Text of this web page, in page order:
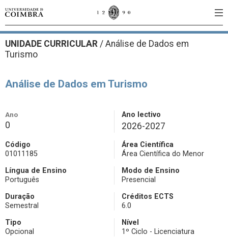
UNIDADE CURRICULAR / Análise de Dados em
Turismo
Análise de Dados em Turismo
Ano
0
Ano lectivo
2026-2027
Código
01011185
Área Científica
Área Científica do Menor
Língua de Ensino
Português
Modo de Ensino
Presencial
Duração
Semestral
Créditos ECTS
6.0
Tipo
Opcional
Nível
1º Ciclo - Licenciatura